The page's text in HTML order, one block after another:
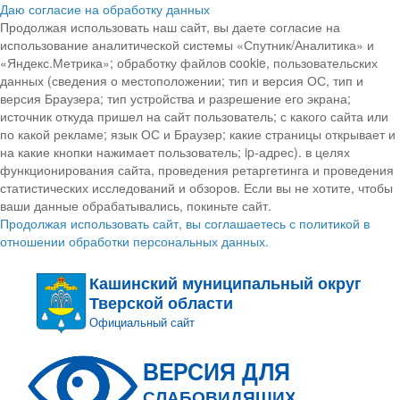
Даю согласие на обработку данных
Продолжая использовать наш сайт, вы даете согласие на
использование аналитической системы «Спутник/Аналитика» и
«Яндекс.Метрика»; обработку файлов cookie, пользовательских
данных (сведения о местоположении; тип и версия ОС, тип и
версия Браузера; тип устройства и разрешение его экрана;
источник откуда пришел на сайт пользователь; с какого сайта или
по какой рекламе; язык ОС и Браузер; какие страницы открывает и
на какие кнопки нажимает пользователь; ip-адрес). в целях
функционирования сайта, проведения ретаргетинга и проведения
статистических исследований и обзоров. Если вы не хотите, чтобы
ваши данные обрабатывались, покиньте сайт.
Продолжая использовать сайт, вы соглашаетесь с политикой в
отношении обработки персональных данных.